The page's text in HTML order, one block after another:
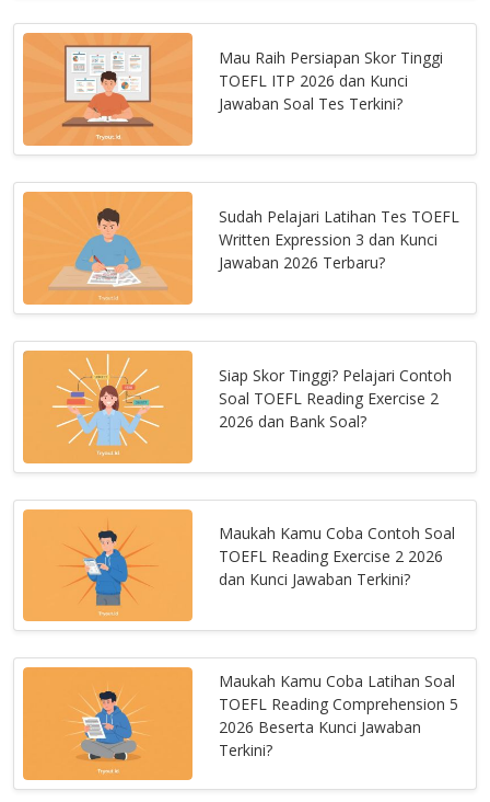
Mau Raih Persiapan Skor Tinggi
TOEFL ITP 2026 dan Kunci
Jawaban Soal Tes Terkini?
Sudah Pelajari Latihan Tes TOEFL
Written Expression 3 dan Kunci
Jawaban 2026 Terbaru?
Siap Skor Tinggi? Pelajari Contoh
Soal TOEFL Reading Exercise 2
2026 dan Bank Soal?
Maukah Kamu Coba Contoh Soal
TOEFL Reading Exercise 2 2026
dan Kunci Jawaban Terkini?
Maukah Kamu Coba Latihan Soal
TOEFL Reading Comprehension 5
2026 Beserta Kunci Jawaban
Terkini?